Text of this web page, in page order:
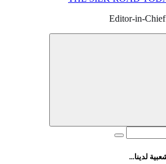
Editor-in-
لدينا...